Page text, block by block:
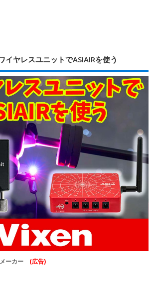
イヤレスユニットでASIAIRを使う
ーカー (広告)